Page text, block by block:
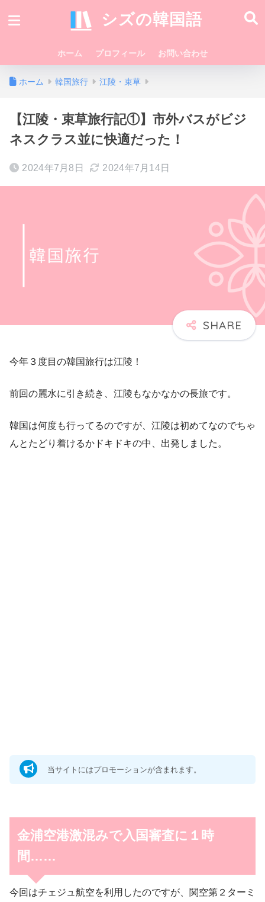
シズの韓国語
ホーム プロフィール お問い合わせ
ホーム 韓国旅行 江陵・束草
【江陵・束草旅行記①】市外バスがビジ
ネスクラス並に快適だった！
2024年7月8日 2024年7月14日
今年３度目の韓国旅行は江陵！
前回の麗水に引き続き、江陵もなかなかの長旅です。
韓国は何度も行ってるのですが、江陵は初めてなのでちゃ
んとたどり着けるかドキドキの中、出発しました。
当サイトにはプロモーションが含まれます。
金浦空港激混みで入国審査に１時
間……
今回はチェジュ航空を利用したのですが、関空第２ターミ